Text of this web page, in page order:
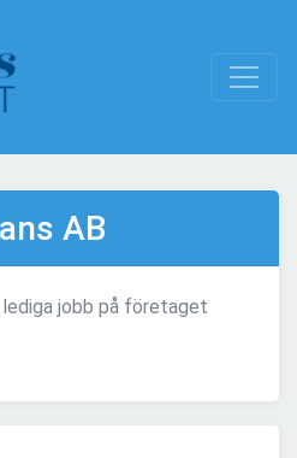
AB
jobb på företaget